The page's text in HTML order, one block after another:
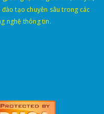
tạo chuyên sâu trong các
nghệ thông tin.